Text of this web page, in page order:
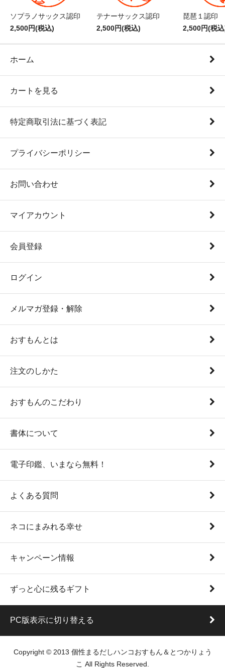
ソプラノサックス認印
2,500円(税込)
テナーサックス認印
2,500円(税込)
琵琶１認印
2,500円(税
ホーム
カートを見る
特定商取引法に基づく表記
プライバシーポリシー
お問い合わせ
マイアカウント
会員登録
ログイン
メルマガ登録・解除
おすもんとは
注文のしかた
おすもんのこだわり
書体について
電子印鑑、いまなら無料！
よくある質問
ネコにまみれる幸せ
キャンペーン情報
ずっと心に残るギフト
PC版表示に切り替える
Copyright © 2013 個性まるだしハンコおすもん＆とつかりょう
こ All Rights Reserved.